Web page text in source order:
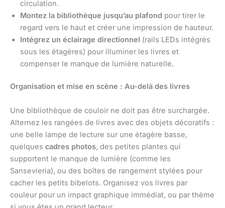
circulation.
Montez la bibliothèque jusqu’au plafond pour tirer le
regard vers le haut et créer une impression de hauteur.
Intégrez un éclairage directionnel (rails LEDs intégrés
sous les étagères) pour illuminer les livres et
compenser le manque de lumière naturelle.
Organisation et mise en scène : Au-delà des livres
Une bibliothèque de couloir ne doit pas être surchargée.
Alternez les rangées de livres avec des objets décoratifs :
une belle lampe de lecture sur une étagère basse,
quelques cadres photos, des petites plantes qui
supportent le manque de lumière (comme les
Sansevieria), ou des boîtes de rangement stylées pour
cacher les petits bibelots. Organisez vos livres par
couleur pour un impact graphique immédiat, ou par thème